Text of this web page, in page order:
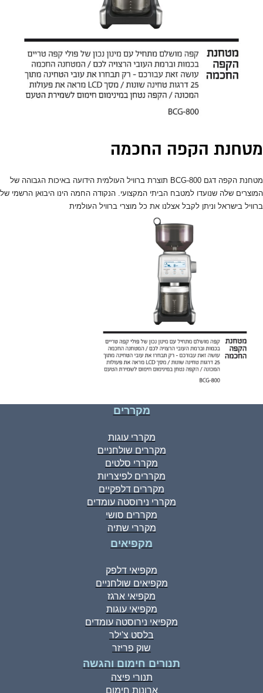
מטחנת הקפה החכמה
מטחנת הקפה דגם BCG-800 תוצרת ברוויל העולמית הידועה באיכות הגבוהה של
המוצרים שלה שנועדו למטבח הביתי המקצועי. הנקודה החמה הינו היבואן הרשמי של
ברוויל בישראל וניתן לקבל אצלנו את כל מוצרי ברוויל העולמית
מקררים
מקררי עוגות
מקררים שולחניים
מקררי סלטים
מקררים לפיצריות
מקררים דלפקיים
מקררי נירוסטה עומדים
מקררים סושי
מקררי שתיה
מקפיאים
מקפיאי דלפק
מקפיאים שולחניים
מקפיאי ארגז
מקפיאי עוגות
מקפיאי נירוסטה עומדים
בלסט צ'ילר
שוק פריזר
תנורים חימום והגשה
תנורי פיצה
ארונות חימום